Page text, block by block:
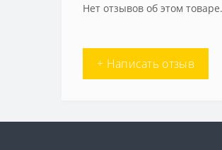
Нет отзывов об этом товаре.
+ Написать отзыв